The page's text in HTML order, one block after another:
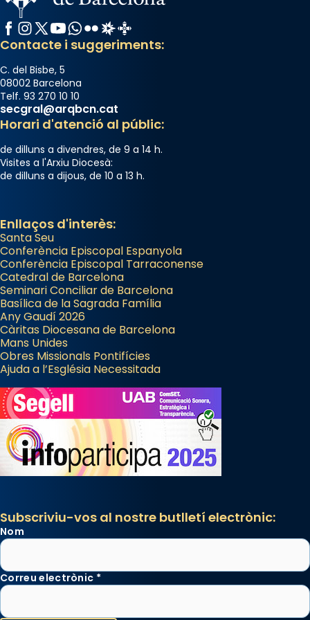
Facebook
Instagram
X / Twitter
YouTube
WhatsApp
FlickrRadio Estel
Catalunya Cristiana
Contacte i suggeriments:
C. del Bisbe, 5
08002 Barcelona
Telf. 93 270 10 10
secgral@arqbcn.cat
Horari d'atenció al públic:
de dilluns a divendres, de 9 a 14 h.
Visites a l'Arxiu Diocesà:
de dilluns a dijous, de 10 a 13 h.
Enllaços d'interès:
Santa Seu
Conferència Episcopal Espanyola
Conferència Episcopal Tarraconense
Catedral de Barcelona
Seminari Conciliar de Barcelona
Basílica de la Sagrada Família
Any Gaudí 2026
Càritas Diocesana de Barcelona
Mans Unides
Obres Missionals Pontifícies
Ajuda a l’Església Necessitada
Subscriviu-vos al nostre butlletí electrònic:
Nom
Correu electrònic *